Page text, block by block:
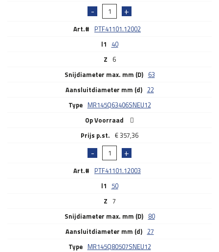
Art.# PTF41101.12002
l1 40
Z 6
Snijdiameter max. mm (D) 63
Aansluitdiameter mm (d) 22
Type MR145Q63406SNEU12
Op Voorraad
€357,36
Art.# PTF41101.12003
l1 50
Z 7
Snijdiameter max. mm (D) 80
Aansluitdiameter mm (d) 27
Type MR145Q80507SNEU12